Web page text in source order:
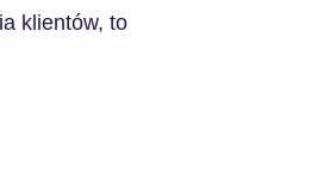
klientów, to